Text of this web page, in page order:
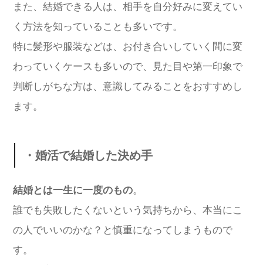
また、結婚できる人は、相手を自分好みに変えてい
く方法を知っていることも多いです。
特に髪形や服装などは、お付き合いしていく間に変
わっていくケースも多いので、見た目や第一印象で
判断しがちな方は、意識してみることをおすすめし
ます。
・婚活で結婚した決め手
結婚とは一生に一度のもの。
誰でも失敗したくないという気持ちから、本当にこ
の人でいいのかな？と慎重になってしまうもので
す。